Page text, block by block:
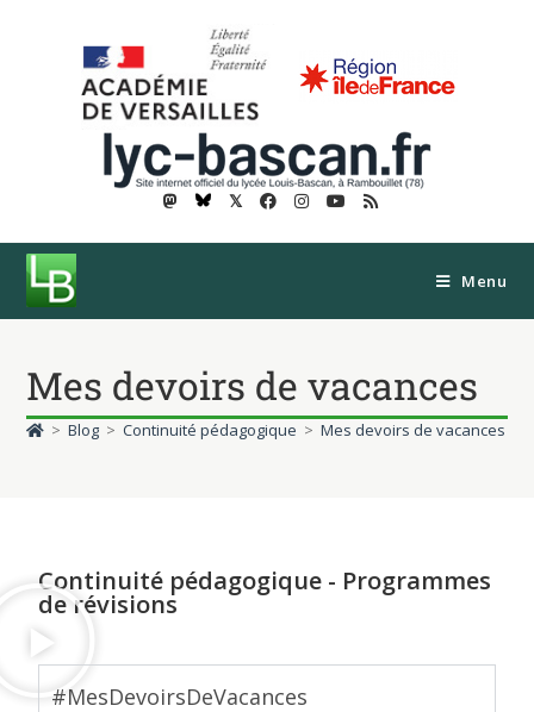
𝕏
Menu
Mes devoirs de vacances
> Blog > Continuité pédagogique > Mes devoirs de vacances
Continuité pédagogique - Programmes
de révisions
#MesDevoirsDeVacances